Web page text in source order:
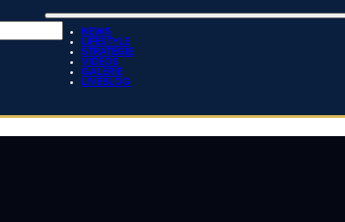
NEWS
LIFESTYLE
STRATEGIE
VIDEOS
GALERIE
LIVEBLOG